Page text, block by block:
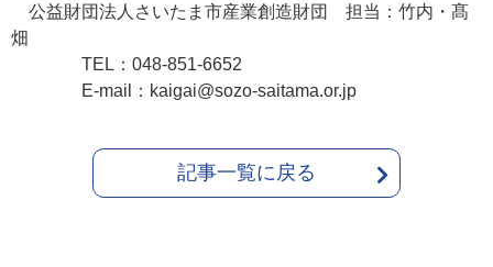
公益財団法人さいたま市産業創造財団 担当：竹内・髙
畑
TEL：048-851-6652
E-mail：kaigai@sozo-saitama.or.jp
記事一覧に戻る